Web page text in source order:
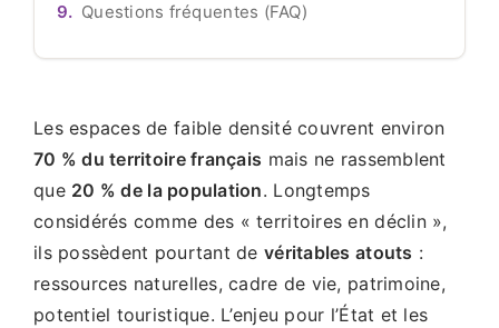
Questions fréquentes (FAQ)
Les espaces de faible densité couvrent environ
70 % du territoire français mais ne rassemblent
que 20 % de la population. Longtemps
considérés comme des « territoires en déclin »,
ils possèdent pourtant devéritables atouts :
ressources naturelles, cadre de vie, patrimoine,
potentiel touristique. L’enjeu pour l’État et les